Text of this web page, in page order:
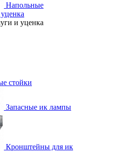
Напольные
и уценка
стойки
Запасные ик лампы
Кронштейны для ик